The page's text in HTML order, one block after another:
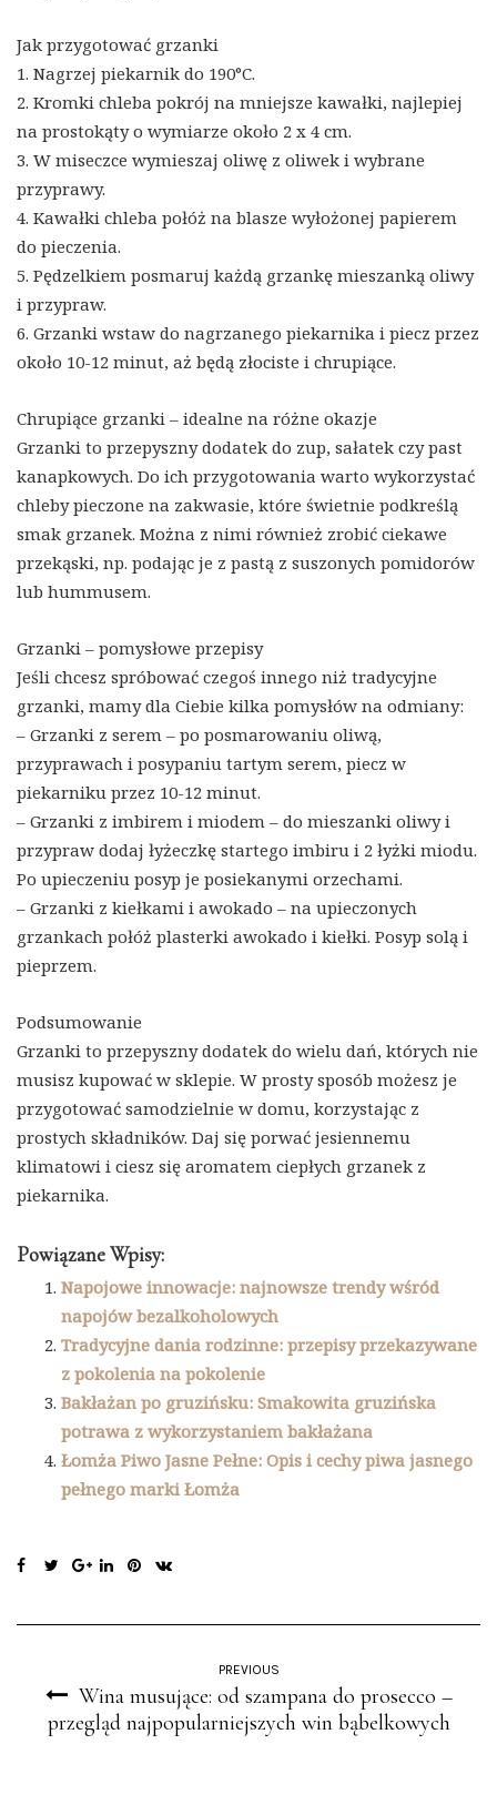
Jak przygotować grzanki
1. Nagrzej piekarnik do 190°C.
2. Kromki chleba pokrój na mniejsze kawałki, najlepiej
na prostokąty o wymiarze około 2 x 4 cm.
3. W miseczce wymieszaj oliwę z oliwek i wybrane
przyprawy.
4. Kawałki chleba połóż na blasze wyłożonej papierem
do pieczenia.
5. Pędzelkiem posmaruj każdą grzankę mieszanką oliwy
i przypraw.
6. Grzanki wstaw do nagrzanego piekarnika i piecz przez
około 10-12 minut, aż będą złociste i chrupiące.
Chrupiące grzanki – idealne na różne okazje
Grzanki to przepyszny dodatek do zup, sałatek czy past
kanapkowych. Do ich przygotowania warto wykorzystać
chleby pieczone na zakwasie, które świetnie podkreślą
smak grzanek. Można z nimi również zrobić ciekawe
przekąski, np. podając je z pastą z suszonych pomidorów
lub hummusem.
Grzanki – pomysłowe przepisy
Jeśli chcesz spróbować czegoś innego niż tradycyjne
grzanki, mamy dla Ciebie kilka pomysłów na odmiany:
– Grzanki z serem – po posmarowaniu oliwą,
przyprawach i posypaniu tartym serem, piecz w
piekarniku przez 10-12 minut.
– Grzanki z imbirem i miodem – do mieszanki oliwy i
przypraw dodaj łyżeczkę startego imbiru i 2 łyżki miodu.
Po upieczeniu posyp je posiekanymi orzechami.
– Grzanki z kiełkami i awokado – na upieczonych
grzankach połóż plasterki awokado i kiełki. Posyp solą i
pieprzem.
Podsumowanie
Grzanki to przepyszny dodatek do wielu dań, których nie
musisz kupować w sklepie. W prosty sposób możesz je
przygotować samodzielnie w domu, korzystając z
prostych składników. Daj się porwać jesiennemu
klimatowi i ciesz się aromatem ciepłych grzanek z
piekarnika.
Powiązane Wpisy:
Napojowe innowacje: najnowsze trendy wśród
napojów bezalkoholowych
Tradycyjne dania rodzinne: przepisy przekazywane
z pokolenia na pokolenie
Bakłażan po gruzińsku: Smakowita gruzińska
potrawa z wykorzystaniem bakłażana
Łomża Piwo Jasne Pełne: Opis i cechy piwa jasnego
pełnego marki Łomża
PREVIOUS
Wina musujące: od szampana do prosecco –
przegląd najpopularniejszych win bąbelkowych